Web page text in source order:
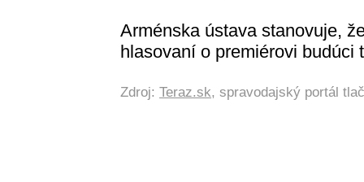
Arménska ústava stanovuje,
hlasovaní o premiérovi budúci
Zdroj: Teraz.sk, spravodajský portál